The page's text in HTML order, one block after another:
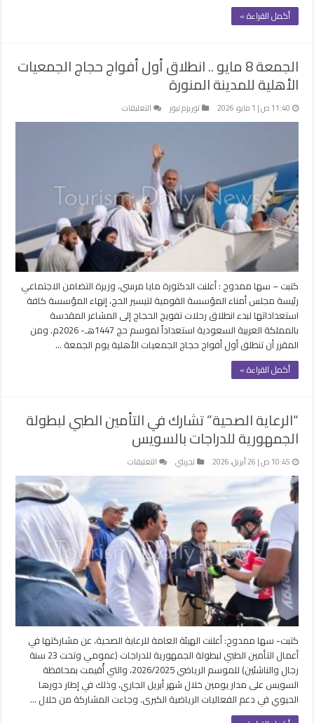
أكمل القراءة »
الجمعة 8 مايو .. انطلاق أول أفواج حجاج الجمعيات
الأهلية للمدينة المنورة
11:40 ص | 1 مايو، 2026 توريزم نيوز التعليقات
الجمعة
أول
أفواج
حجاج
الجمعيات
الأهلية
المنورة
مغلقة
كتبت – سها ممدوح : أعلنت الدكتورة مايا مرسي، وزيرة التضامن الاجتماعي
رئيسة مجلس أمناء المؤسسة القومية لتيسير الحج، إنهاء المؤسسة كافة
استعداداتها لبدء انطلاق رحلات تفويج الحجاج إلى المشاعر المقدسة
بالمملكة العربية السعودية استعداداً لموسم حج 1447هـ- 2026م. ومن
المقرر أن تنطلق أول أفواج حجاج الجمعيات الأهلية يوم الجمعة …
أكمل القراءة »
“الرعاية الصحية” تشارك في التأمين الطبي لبطولة
الجمهورية للدراجات بالسويس
10:45 ص | 26 أبريل، 2026 تجربتي التعليقات
“الرعاية
تشارك
في
التأمين
الطبي
لبطولة
الجمهورية
للدراجات
بالسويس
مغلقة
كتبت- سها ممدوح: أعلنت الهيئة العامة للرعاية الصحية، عن مشاركتها في
أعمال التأمين الطبي لبطولة الجمهورية للدراجات (عمومي وتحت 23 سنة
رجال والناشئين) للموسم الرياضي 2026/2025، والتي أُقيمت بمحافظة
السويس على مدار يومين خلال شهر أبريل الجاري، وذلك في إطار دورها
الحيوي في دعم الفعاليات الرياضية الكبرى. وجاءت المشاركة من خلال …